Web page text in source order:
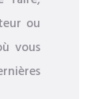
ou
vous